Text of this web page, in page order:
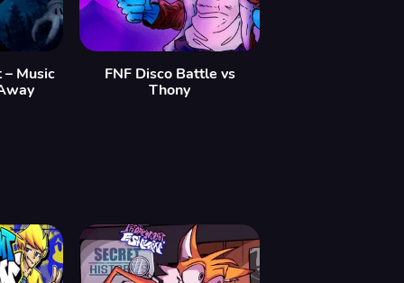
– Music
FNF Disco Battle vs
Thony